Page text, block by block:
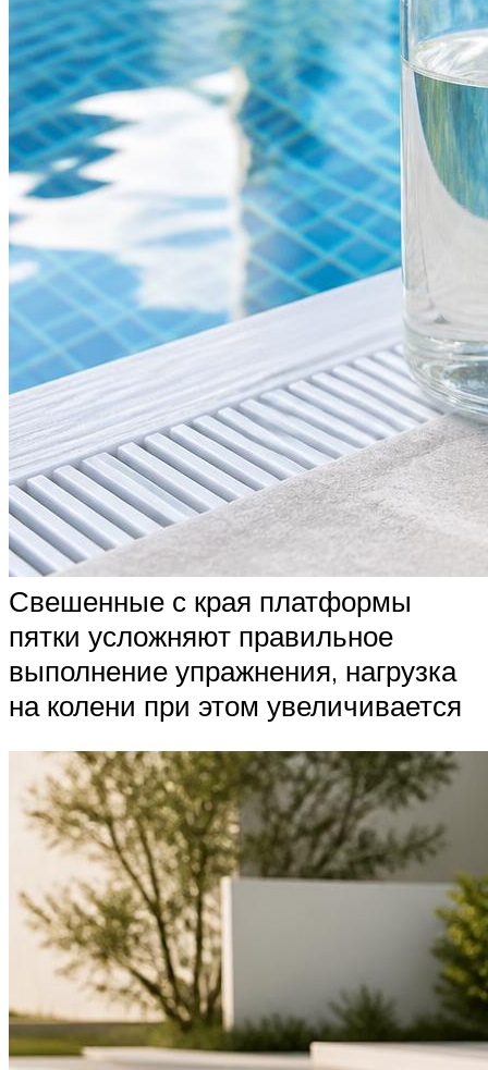
Свешенные с края платформы
пятки усложняют правильное
выполнение упражнения, нагрузка
на колени при этом увеличивается